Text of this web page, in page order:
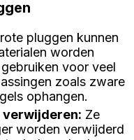
pluggen kunnen
worden
voor veel
zoals zware
ophangen.
verwijderen: Ze
worden verwijderd